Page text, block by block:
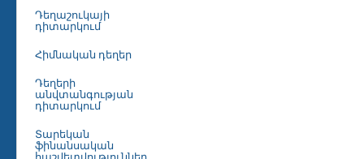
Դեղաշուկայի
դիտարկում
Հիմնական դեղեր
Դեղերի
անվտանգության
դիտարկում
Տարեկան
ֆինանսական